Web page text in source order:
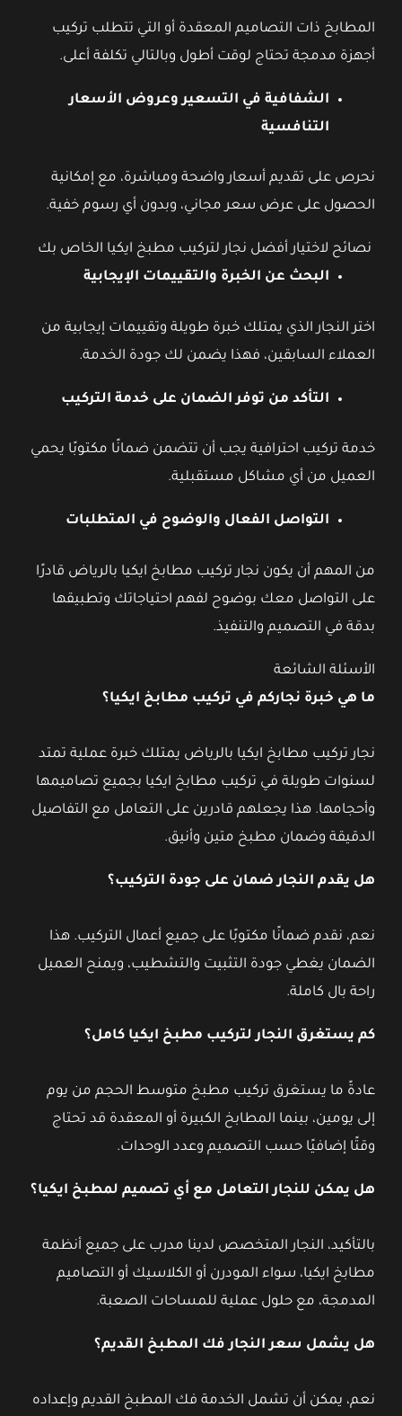
المطابخ ذات التصاميم المعقدة أو التي تتطلب تركيب
أجهزة مدمجة تحتاج لوقت أطول وبالتالي تكلفة أعلى.
الشفافية في التسعير وعروض الأسعار
التنافسية
نحرص على تقديم أسعار واضحة ومباشرة، مع إمكانية
الحصول على عرض سعر مجاني، وبدون أي رسوم خفية.
نصائح لاختيار أفضل نجار لتركيب مطبخ ايكيا الخاص بك
البحث عن الخبرة والتقييمات الإيجابية
اختر النجار الذي يمتلك خبرة طويلة وتقييمات إيجابية من
العملاء السابقين، فهذا يضمن لك جودة الخدمة.
التأكد من توفر الضمان على خدمة التركيب
خدمة تركيب احترافية يجب أن تتضمن ضمانًا مكتوبًا يحمي
العميل من أي مشاكل مستقبلية.
التواصل الفعال والوضوح في المتطلبات
من المهم أن يكون نجار تركيب مطابخ ايكيا بالرياض قادرًا
على التواصل معك بوضوح لفهم احتياجاتك وتطبيقها
بدقة في التصميم والتنفيذ.
الأسئلة الشائعة
ما هي خبرة نجاركم في تركيب مطابخ ايكيا؟
نجار تركيب مطابخ ايكيا بالرياض يمتلك خبرة عملية تمتد
لسنوات طويلة في تركيب مطابخ ايكيا بجميع تصاميمها
وأحجامها. هذا يجعلهم قادرين على التعامل مع التفاصيل
الدقيقة وضمان مطبخ متين وأنيق.
هل يقدم النجار ضمان على جودة التركيب؟
نعم، نقدم ضمانًا مكتوبًا على جميع أعمال التركيب. هذا
الضمان يغطي جودة التثبيت والتشطيب، ويمنح العميل
راحة بال كاملة.
كم يستغرق النجار لتركيب مطبخ ايكيا كامل؟
عادةً ما يستغرق تركيب مطبخ متوسط الحجم من يوم
إلى يومين، بينما المطابخ الكبيرة أو المعقدة قد تحتاج
وقتًا إضافيًا حسب التصميم وعدد الوحدات.
هل يمكن للنجار التعامل مع أي تصميم لمطبخ ايكيا؟
بالتأكيد، النجار المتخصص لدينا مدرب على جميع أنظمة
مطابخ ايكيا، سواء المودرن أو الكلاسيك أو التصاميم
المدمجة، مع حلول عملية للمساحات الصعبة.
هل يشمل سعر النجار فك المطبخ القديم؟
نعم، يمكن أن تشمل الخدمة فك المطبخ القديم وإعداده